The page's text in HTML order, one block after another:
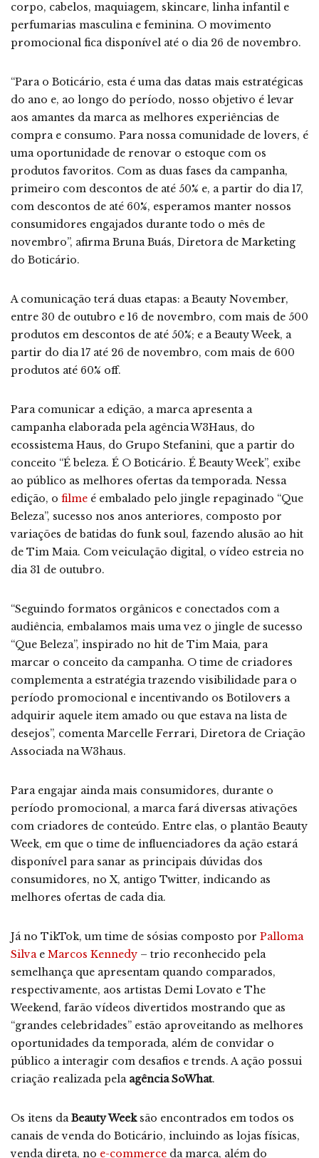
corpo, cabelos, maquiagem, skincare, linha infantil e
perfumarias masculina e feminina. O movimento
promocional fica disponível até o dia 26 de novembro.
“Para o Boticário, esta é uma das datas mais estratégicas
do ano e, ao longo do período, nosso objetivo é levar
aos amantes da marca as melhores experiências de
compra e consumo. Para nossa comunidade de lovers, é
uma oportunidade de renovar o estoque com os
produtos favoritos. Com as duas fases da campanha,
primeiro com descontos de até 50% e, a partir do dia 17,
com descontos de até 60%, esperamos manter nossos
consumidores engajados durante todo o mês de
novembro”, afirma Bruna Buás, Diretora de Marketing
do Boticário.
A comunicação terá duas etapas: a Beauty November,
entre 30 de outubro e 16 de novembro, com mais de 500
produtos em descontos de até 50%; e a Beauty Week, a
partir do dia 17 até 26 de novembro, com mais de 600
produtos até 60% off.
Para comunicar a edição, a marca apresenta a
campanha elaborada pela agência W3Haus, do
ecossistema Haus, do Grupo Stefanini, que a partir do
conceito “É beleza. É O Boticário. É Beauty Week”, exibe
ao público as melhores ofertas da temporada. Nessa
edição, o filme é embalado pelo jingle repaginado “Que
Beleza”, sucesso nos anos anteriores, composto por
variações de batidas do funk soul, fazendo alusão ao hit
de Tim Maia. Com veiculação digital, o vídeo estreia no
dia 31 de outubro.
“Seguindo formatos orgânicos e conectados com a
audiência, embalamos mais uma vez o jingle de sucesso
“Que Beleza”, inspirado no hit de Tim Maia, para
marcar o conceito da campanha. O time de criadores
complementa a estratégia trazendo visibilidade para o
período promocional e incentivando os Botilovers a
adquirir aquele item amado ou que estava na lista de
desejos”, comenta Marcelle Ferrari, Diretora de Criação
Associada na W3haus.
Para engajar ainda mais consumidores, durante o
período promocional, a marca fará diversas ativações
com criadores de conteúdo. Entre elas, o plantão Beauty
Week, em que o time de influenciadores da ação estará
disponível para sanar as principais dúvidas dos
consumidores, no X, antigo Twitter, indicando as
melhores ofertas de cada dia.
Já no TikTok, um time de sósias composto por Palloma
Silvae Marcos Kennedy – trio reconhecido pela
semelhança que apresentam quando comparados,
respectivamente, aos artistas Demi Lovato e The
Weekend, farão vídeos divertidos mostrando que as
“grandes celebridades” estão aproveitando as melhores
oportunidades da temporada, além de convidar o
público a interagir com desafios e trends. A ação possui
criação realizada pela agência SoWhat.
Os itens daBeauty Weeksão encontrados em todos os
canais de venda do Boticário, incluindo as lojas físicas,
venda direta, no e-commerce da marca, além do